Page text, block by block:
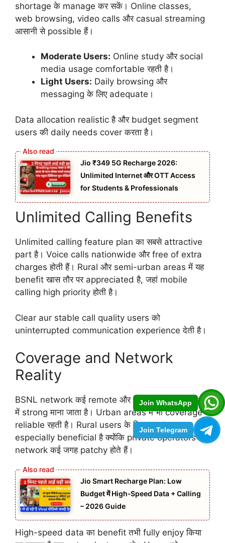
Join WhatsApp
Join Telegram
shortage के manage कर सकें। Online classes,
web browsing, video calls और casual streaming
आसानी से possible हैं।
Moderate Users: Online study और social
media usage comfortable रहती है।
Light Users: Daily browsing और
messaging के लिए adequate।
Data allocation realistic है और budget segment
users की daily needs cover करता है।
Jio ₹349 5G Recharge 2026:
Unlimited Internet और OTT Access
for Students & Professionals
Unlimited Calling Benefits
Unlimited calling feature plan का सबसे attractive
part है। Voice calls nationwide और free of extra
charges होती हैं। Rural और semi-urban areas में यह
benefit खास तौर पर appreciated है, जहां mobile
calling high priority होती है।
Clear aur stable call quality users को
uninterrupted communication experience देती है।
Coverage and Network
Reality
BSNL network कई remote और semi-urban areas
में strong माना जाता है। Urban areas में भी coverage
reliable रहती है। Rural users के लिए यह plan
especially beneficial है क्योंकि private operators के
network कई जगह patchy होते हैं।
Jio Smart Recharge Plan: Low
Budget में High‑Speed Data + Calling
– 2026 Guide
High-speed data का benefit तभी fully enjoy किया